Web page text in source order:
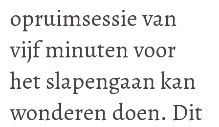
opruimsessie van
vijf minuten voor
het slapengaan kan
wonderen doen. Dit